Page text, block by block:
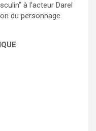
à l’acteur Darel
du personnage